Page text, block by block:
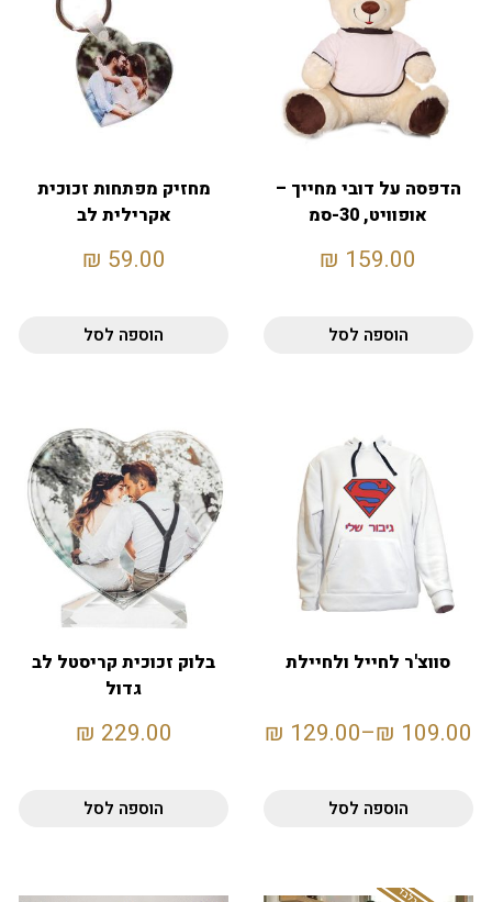
הדפסה על דובי מחייך –
אופוויט, 30-סמ
159.00
₪
הוספה לסל
מחזיק מפתחות זכוכית
אקרילית לב
59.00
₪
הוספה לסל
סווצ'ר לחייל ולחיילת
109.00
₪
–
129.00
₪
הוספה לסל
בלוק זכוכית קריסטל לב
גדול
229.00
₪
הוספה לסל